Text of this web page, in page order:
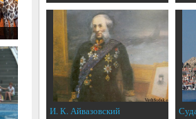
И. К. Айвазовский